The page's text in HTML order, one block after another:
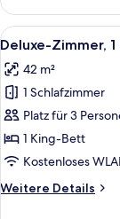
Zimmer,
1 King-
Bett,
Terrasse
Alle
Fotos
für
Deluxe-
Zimmer,
1 King-
Bett,
Poolblick
7
Deluxe-Zimmer,
42 m²
1 Schlafzimmer
Platz für 3
1 King-Bett
Kostenloses
Weitere Details
Weitere